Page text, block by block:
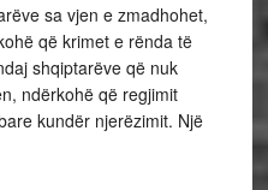
sa vjen e zmadhohet,
që krimet e rënda të
shqiptarëve që nuk
ndërkohë që regjimit
kundër njerëzimit. Një